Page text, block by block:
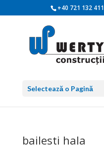
+40 721 132 411
Selectează o Pagină
bailesti hala